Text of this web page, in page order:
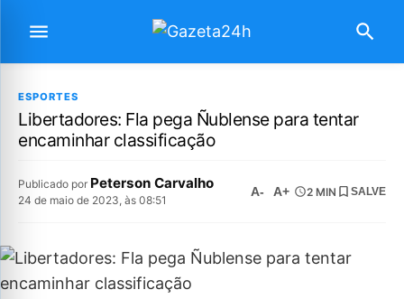
ESPORTES
Libertadores: Fla pega Ñublense para tentar
encaminhar classificação
Publicado por Peterson Carvalho
24 de maio de 2023, às 08:51
A- A+ 2 MIN SALVE